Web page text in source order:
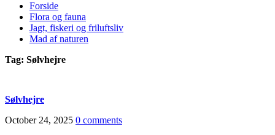
Forside
Flora og fauna
Jagt, fiskeri og friluftsliv
Mad af naturen
Tag: Sølvhejre
Sølvhejre
October 24, 2025 0 comments